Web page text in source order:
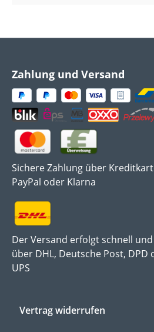
Zahlung und Versand
Sichere Zahlung über
PayPal oder Klarna
Der Versand erfolgt schnell
über DHL, Deutsche Post, DPD
UPS
Vertrag widerrufen